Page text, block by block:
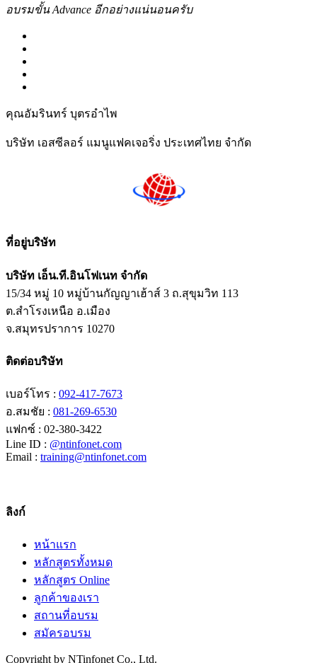
อบรมขั้น Advance อีกอย่างแน่นอนครับ
คุณอัมรินทร์ บุตรอำไพ
บริษัท เอสซีลอร์ แมนูแฟคเจอริ่ง ประเทศไทย จำกัด
ที่อยู่บริษัท
บริษัท เอ็น.ที.อินโฟเนท จำกัด
15/34 หมู่ 10 หมู่บ้านกัญญาเฮ้าส์ 3 ถ.สุขุมวิท 113
ต.สำโรงเหนือ อ.เมือง
จ.สมุทรปราการ 10270
ติดต่อบริษัท
เบอร์โทร : 092-417-7673
อ.สมชัย : 081-269-6530
แฟกซ์ : 02-380-3422
Line ID : @ntinfonet.com
Email : training@ntinfonet.com
ลิงก์
หน้าแรก
หลักสูตรทั้งหมด
หลักสูตร Online
ลูกค้าของเรา
สถานที่อบรม
สมัครอบรม
Copyright by NTinfonet Co., Ltd.